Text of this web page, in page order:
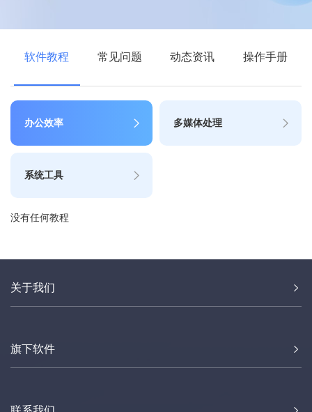
软件教程 常见问题 动态资讯 操作手册
办公效率 多媒体处理
系统工具
没有任何教程
关于我们
旗下软件